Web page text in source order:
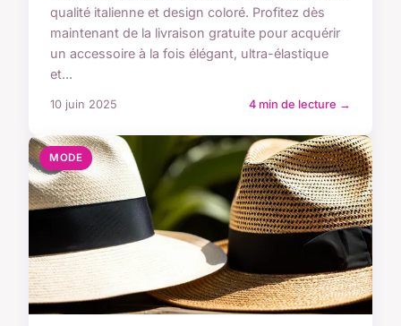
qualité italienne et design coloré. Profitez dès
maintenant de la livraison gratuite pour acquérir
un accessoire à la fois élégant, ultra-élastique
et...
10 juin 2025 4 min de lecture →
MODE